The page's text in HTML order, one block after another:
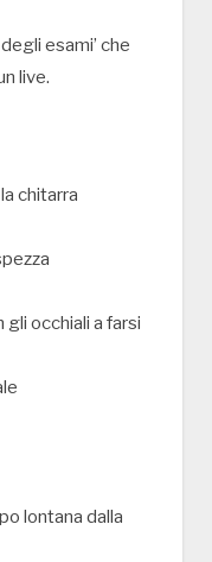
esami’ che
live.
chitarra
occhiali a farsi
lontana dalla